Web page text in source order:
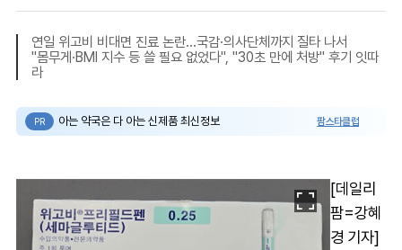
연일 위고비 비대면 진료 논란…국감·의사단체까지 질타 나서
"몸무게·BMI 지수 등 쓸 필요 없었다", "30초 만에 처방" 후기 잇따
라
PR 아는 약국은 다 아는 신제품 최신정보 팜스타클럽
[데일리
팜=강혜
경 기자]